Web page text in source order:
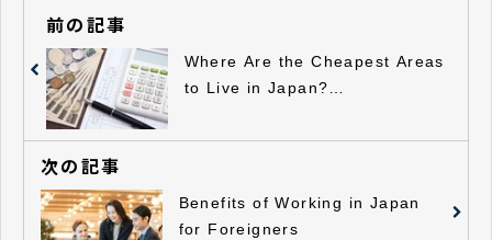
前の記事
Where Are the Cheapest Areas
to Live in Japan?
Foreigners
次の記事
Benefits of Working in Japan
for Foreigners